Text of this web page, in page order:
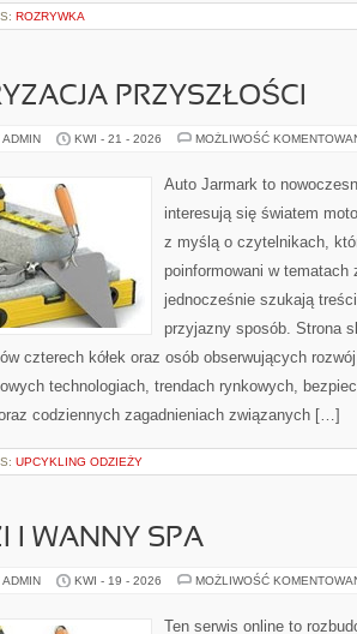
ROZRYWKA
PRZYSZŁOŚCI
KWI - 21 - 2026 MOŻLIWOŚĆ
Auto Jarmark to
interesują się światem
z myślą o czytelnikach,
poinformowani w
jednocześnie szukają
przyjazny sposób. Strona
czterech kółek oraz osób obserwujących
technologiach, trendach rynkowych,
codziennych zagadnieniach związanych […]
UPCYKLING ODZIEŻY
I WANNY SPA
KWI - 19 - 2026 MOŻLIWOŚĆ
Ten serwis online to